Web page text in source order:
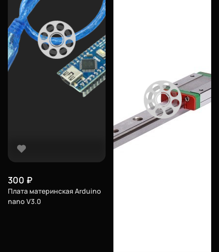
300 ₽
Плата материнская Arduino
nano V3.0
Еще
Оплата и доставка
Филиалы